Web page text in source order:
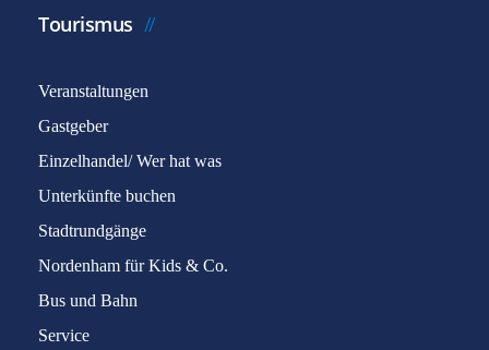
Tourismus
Veranstaltungen
Gastgeber
Einzelhandel/ Wer hat was
Unterkünfte buchen
Stadtrundgänge
Nordenham für Kids & Co.
Bus und Bahn
Service